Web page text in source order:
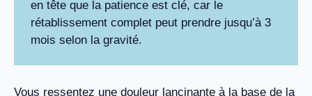
en tête que la patience est clé, car le
rétablissement complet peut prendre jusqu’à 3
mois selon la gravité.
Vous ressentez une douleur lancinante à la base de la